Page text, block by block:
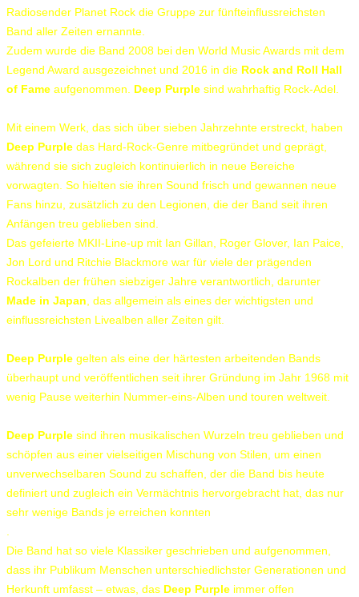
Radiosender Planet Rock die Gruppe zur fünfteinflussreichsten
Band aller Zeiten ernannte.
Zudem wurde die Band 2008 bei den World Music Awards mit dem
Legend Award ausgezeichnet und 2016 in die Rock and Roll Hall
of Fame aufgenommen. Deep Purple sind wahrhaftig Rock-Adel.
Mit einem Werk, das sich über sieben Jahrzehnte erstreckt, haben
Deep Purple das Hard-Rock-Genre mitbegründet und geprägt,
während sie sich zugleich kontinuierlich in neue Bereiche
vorwagten. So hielten sie ihren Sound frisch und gewannen neue
Fans hinzu, zusätzlich zu den Legionen, die der Band seit ihren
Anfängen treu geblieben sind.
Das gefeierte MKII-Line-up mit Ian Gillan, Roger Glover, Ian Paice,
Jon Lord und Ritchie Blackmore war für viele der prägenden
Rockalben der frühen siebziger Jahre verantwortlich, darunter
Made in Japan , das allgemein als eines der wichtigsten und
einflussreichsten Livealben aller Zeiten gilt.
Deep Purple gelten als eine der härtesten arbeitenden Bands
überhaupt und veröffentlichen seit ihrer Gründung im Jahr 1968 mit
wenig Pause weiterhin Nummer-eins-Alben und touren weltweit.
Deep Purple sind ihren musikalischen Wurzeln treu geblieben und
schöpfen aus einer vielseitigen Mischung von Stilen, um einen
unverwechselbaren Sound zu schaffen, der die Band bis heute
definiert und zugleich ein Vermächtnis hervorgebracht hat, das nur
sehr wenige Bands je erreichen konnten
Die Band hat so viele Klassiker geschrieben und aufgenommen,
dass ihr Publikum Menschen unterschiedlichster Generationen und
Herkunft umfasst – etwas, das Deep Purple immer offen